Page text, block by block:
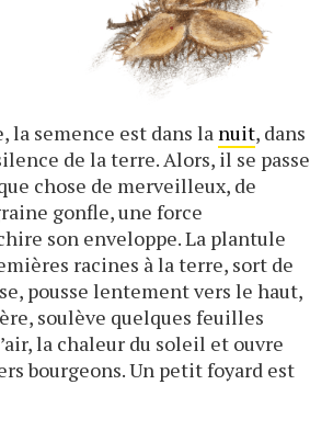
la semence est dans la nuit, dans
de la terre. Alors, il se passe
chose de merveilleux, de
gonfle, une force
son enveloppe. La plantule
racines à la terre, sort de
pousse lentement vers le haut,
soulève quelques feuilles
la chaleur du soleil et ouvre
bourgeons. Un petit foyard est